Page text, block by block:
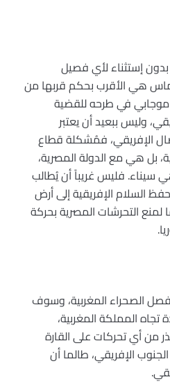
إستثناء لأي فصيل
هي الأقرب بحكم قربها من
موجابي في طرحه للقضية
وليس ببعيد أن يعتبر
الإفريقي، فمُشكلة قطاع
بل هي مع الدولة المصرية،
سيناء. فليس غريباً أن يُطالب
السلام الإفريقية إلى أرض
لمنع التحرشات المصرية بحركة
.
الصحراء المغربية، وسوف
المملكة المغربية،
من أي تحركات على القارة
الإفريقي، طالما أن
.